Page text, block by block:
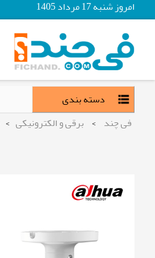
امروز شنبه 17 مرداد 1405
دسته بندی
فی چند > برقی و الکترونیکی >